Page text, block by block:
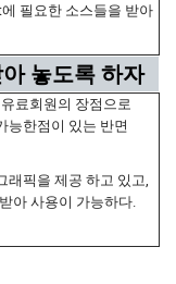
필요한 소스들을 받아
놓도록 하자
료회원의 장점으로
능한점이 있는 반면
픽을 제공 하고 있고,
아 사용이 가능하다.